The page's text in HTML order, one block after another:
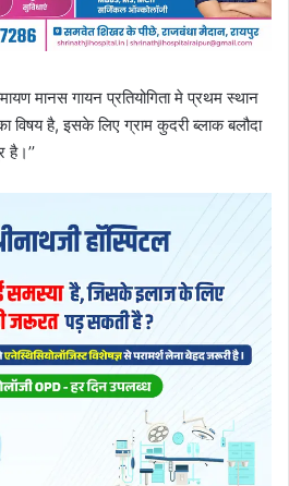
मानस गायन प्रतियोगिता मे प्रथम स्थान
विषय है, इसके लिए ग्राम कुदरी ब्लाक बलौदा